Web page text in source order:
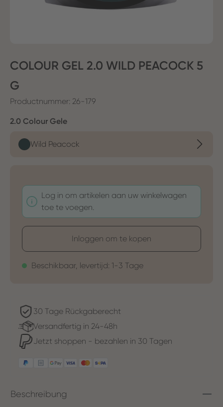
COLOUR GEL 2.0 WILD PEACOCK 5
G
Productnummer: 26-179
Selecteer
2.0 Colour Gele
Wild Peacock
Log in om artikelen aan uw winkelwagen
toe te voegen.
Inloggen om te kopen
Beschikbaar, levertijd: 1-3 Tage
30 Tage Rückgaberecht
Versandfertig in 24-48h
Jetzt shoppen - bezahlen in 30 Tagen
Beschreibung